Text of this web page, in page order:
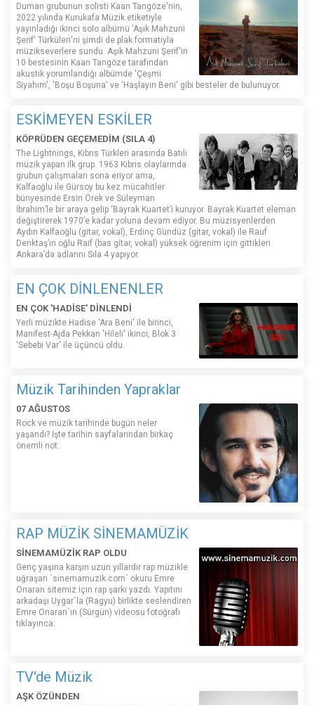
Duman grubunun solisti Kaan Tangöze'nin,
2022 yılında Kurukafa Müzik etiketiyle
yayınladığı ikinci solo albümü 'Aşık Mahzuni
Şerif' Türküleri'ni şimdi de plak formatıyla
müzikseverlere sundu. Aşık Mahzuni Şerif'in
10 bestesinin Kaan Tangöze tarafından
akustik yorumlandığı albümde 'Çeşmi
Siyahım', 'Boşu Boşuna' ve 'Haşlayın Beni' gibi besteler de bulunuyor.
ESKİMEYEN ESKİLER
KÖPRÜDEN GEÇEMEDİM (SILA 4)
The Lightnings, Kıbrıs Türkleri arasında Batılı
müzik yapan ilk grup. 1963 Kıbrıs olaylarında
grubun çalışmaları sona eriyor ama,
Kalfaoğlu ile Gürsoy bu kez mücahitler
bünyesinde Ersin Örek ve Süleyman
İbrahim’le bir araya gelip ‘Bayrak Kuartet’i kuruyor. Bayrak Kuartet eleman
değiştirerek 1970’e kadar yoluna devam ediyor. Bu müzisyenlerden
Aydın Kalfaoğlu (gitar, vokal), Erdinç Gündüz (gitar, vokal) ile Rauf
Denktaş’ın oğlu Raif (bas gitar, vokal) yüksek öğrenim için gittikleri
Ankara’da adlarını Sıla 4 yapıyor.
EN ÇOK DİNLENENLER
EN ÇOK 'HADİSE' DİNLENDİ
Yerli müzikte Hadise 'Ara Beni' ile birinci,
Manifest-Ajda Pekkan 'Hileli' ikinci, Blok 3
'Sebebi Var' ile üçüncü oldu.
Müzik Tarihinden Yapraklar
07 AĞUSTOS
Rock ve müzik tarihinde bugün neler
yaşandı? İşte tarihin sayfalarından birkaç
önemli not:
RAP MÜZİK SİNEMAMÜZİK
SİNEMAMÜZİK RAP OLDU
Genç yaşına karşın uzun yıllardır rap müzikle
uğraşan ´sinemamuzik.com´ okuru Emre
Onaran sitemiz için rap şarkı yazdı. Yapıtını
arkadaşı Uygar´la (Ragyu) birlikte seslendiren
Emre Onaran´ın (Sürgün) videosu fotoğrafı
tıklayınca:
TV'de Müzik
AŞK ÖZÜNDEN